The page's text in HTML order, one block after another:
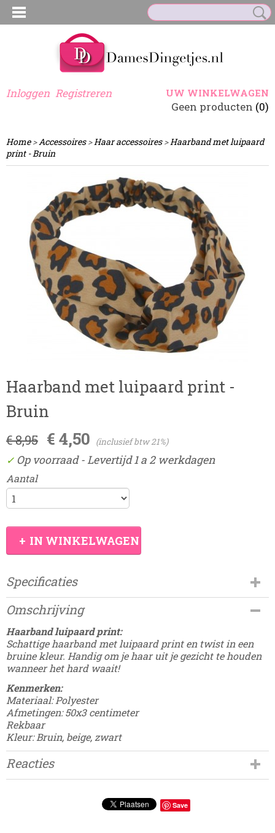
Inloggen Registreren UW WINKELWAGEN
Geen producten (0)
Home>Accessoires>Haar accessoires>Haarband met luipaard
print - Bruin
Haarband met luipaard print -
Bruin
€ 8,95 € 4,50 (inclusief btw 21%)
✓ Op voorraad- Levertijd 1 a 2 werkdagen
Aantal
IN WINKELWAGEN
Specificaties
Productcode
Damesdingetjes-483
EAN code
8785257055905
Omschrijving
Haarband luipaard print:
Schattige haarband met luipaard print en twist in een
bruine kleur. Handig om je haar uit je gezicht te houden
wanneer het hard waait!
Kenmerken:
Materiaal: Polyester
Afmetingen: 50x3 centimeter
Rekbaar
Kleur: Bruin, beige, zwart
Reacties
Save